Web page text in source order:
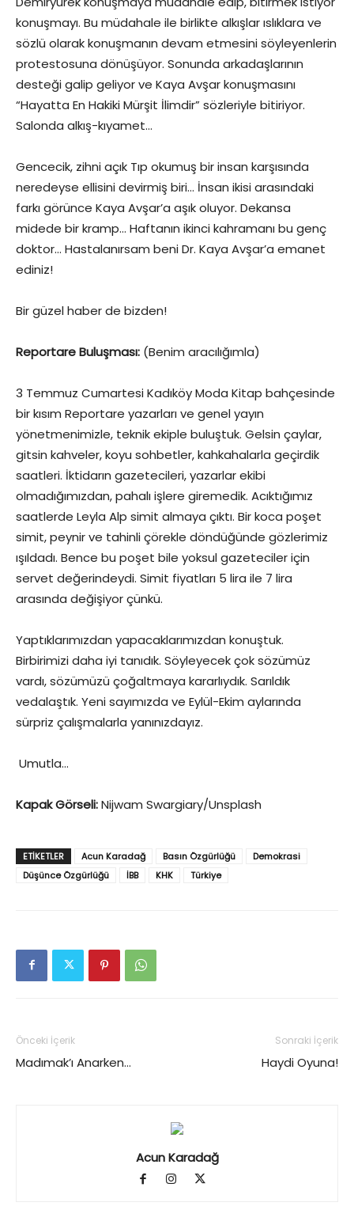
konuşmayı. Bu müdahale ile birlikte alkışlar ıslıklara ve
sözlü olarak konuşmanın devam etmesini söyleyenlerin
protestosuna dönüşüyor. Sonunda arkadaşlarının
desteği galip geliyor ve Kaya Avşar konuşmasını
“Hayatta En Hakiki Mürşit İlimdir” sözleriyle bitiriyor.
Salonda alkış-kıyamet…
Gencecik, zihni açık Tıp okumuş bir insan karşısında
neredeyse ellisini devirmiş biri… İnsan ikisi arasındaki
farkı görünce Kaya Avşar’a aşık oluyor. Dekansa
midede bir kramp… Haftanın ikinci kahramanı bu genç
doktor… Hastalanırsam beni Dr. Kaya Avşar’a emanet
ediniz!
Bir güzel haber de bizden!
Reportare Buluşması: (Benim aracılığımla)
3 Temmuz Cumartesi Kadıköy Moda Kitap bahçesinde
bir kısım Reportare yazarları ve genel yayın
yönetmenimizle, teknik ekiple buluştuk. Gelsin çaylar,
gitsin kahveler, koyu sohbetler, kahkahalarla geçirdik
saatleri. İktidarın gazetecileri, yazarlar ekibi
olmadığımızdan, pahalı işlere giremedik. Acıktığımız
saatlerde Leyla Alp simit almaya çıktı. Bir koca poşet
simit, peynir ve tahinli çörekle döndüğünde gözlerimiz
ışıldadı. Bence bu poşet bile yoksul gazeteciler için
servet değerindeydi. Simit fiyatları 5 lira ile 7 lira
arasında değişiyor çünkü.
Yaptıklarımızdan yapacaklarımızdan konuştuk.
Birbirimizi daha iyi tanıdık. Söyleyecek çok sözümüz
vardı, sözümüzü çoğaltmaya kararlıydık. Sarıldık
vedalaştık. Yeni sayımızda ve Eylül-Ekim aylarında
sürpriz çalışmalarla yanınızdayız.
Umutla…
Kapak Görseli:Nijwam Swargiary/Unsplash
ETIKETLER Acun Karadağ Basın Özgürlüğü
Demokrasi
Düşünce Özgürlüğü
İBB KHK Türkiye
Önceki İçerik
Madımak’ı Anarken…
Sonraki İçerik
Haydi Oyuna!
Acun Karadağ